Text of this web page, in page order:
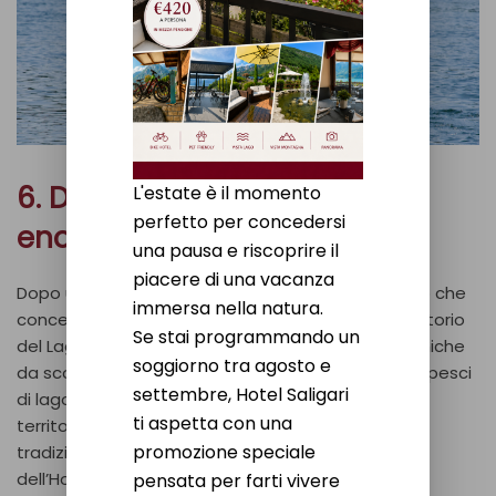
6. Degustazioni
enogastronomiche
Dopo una giornata all’aria aperta, niente di meglio che
concedersi una pausa all’insegna del gusto. Il territorio
del Lago di Como offre eccellenze enogastronomiche
da scoprire nei ristoranti e nelle cantine locali. Dai pesci
di lago ai formaggi della Valtellina, fino ai vini del
territorio, ogni assaggio racconta la storia e la
tradizione di questa terra.La Trela, il ristorante
dell’Hotel Saligari propone un menù che valorizza i
L'estate è il momento
perfetto per concedersi
una pausa e riscoprire il
piacere di una vacanza
immersa nella natura.
Se stai programmando un
soggiorno tra agosto e
settembre, Hotel Saligari
ti aspetta con una
promozione speciale
pensata per farti vivere